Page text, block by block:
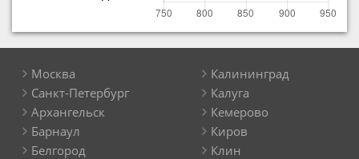
Москва
Санкт-Петербург
Архангельск
Барнаул
Белгород
Калининград
Калуга
Кемерово
Киров
Клин